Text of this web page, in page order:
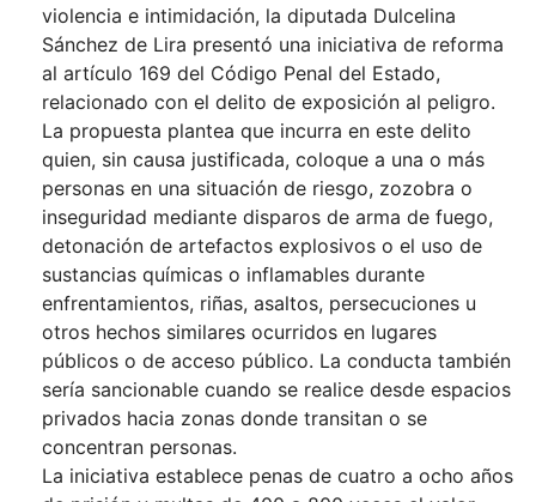
violencia e intimidación, la diputada Dulcelina
Sánchez de Lira presentó una iniciativa de reforma
al artículo 169 del Código Penal del Estado,
relacionado con el delito de exposición al peligro.
La propuesta plantea que incurra en este delito
quien, sin causa justificada, coloque a una o más
personas en una situación de riesgo, zozobra o
inseguridad mediante disparos de arma de fuego,
detonación de artefactos explosivos o el uso de
sustancias químicas o inflamables durante
enfrentamientos, riñas, asaltos, persecuciones u
otros hechos similares ocurridos en lugares
públicos o de acceso público. La conducta también
sería sancionable cuando se realice desde espacios
privados hacia zonas donde transitan o se
concentran personas.
La iniciativa establece penas de cuatro a ocho años